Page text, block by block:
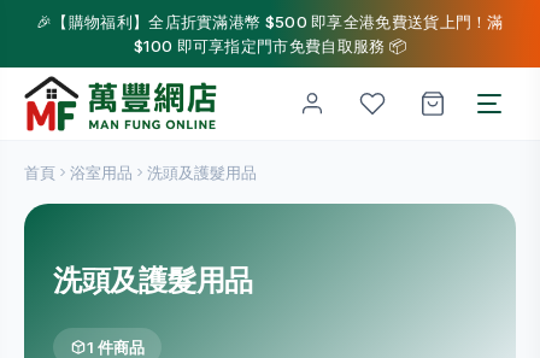
🎉【購物福利】全店折實滿港幣 $500 即享全港免費送貨上門！滿
$100 即可享指定門市免費自取服務 📦
首頁 浴室用品 洗頭及護髮用品
洗頭及護髮用品
1 件商品